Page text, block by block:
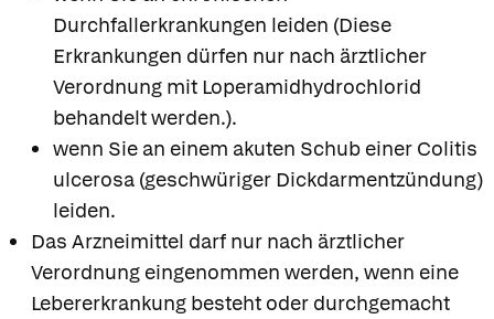
Durchfallerkrankungen leiden (Diese
Erkrankungen dürfen nur nach ärztlicher
Verordnung mit Loperamidhydrochlorid
behandelt werden.).
wenn Sie an einem akuten Schub einer Colitis
ulcerosa (geschwüriger Dickdarmentzündung)
leiden.
Das Arzneimittel darf nur nach ärztlicher
Verordnung eingenommen werden, wenn eine
Lebererkrankung besteht oder durchgemacht